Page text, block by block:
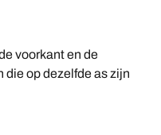
voorkant en de
die op dezelfde as zijn